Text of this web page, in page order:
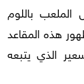
باللوم
هذه المقاعد
الذي يتبعه